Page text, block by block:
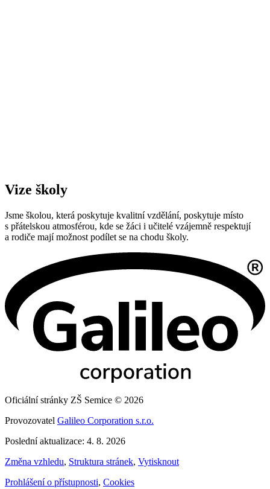
Vize školy
Jsme školou, která poskytuje kvalitní vzdělání, poskytuje místo
s přátelskou atmosférou, kde se žáci i učitelé vzájemně respektují
a rodiče mají možnost podílet se na chodu školy.
Oficiální stránky ZŠ Semice © 2026
Provozovatel Galileo Corporation s.r.o.
Poslední aktualizace: 4. 8. 2026
Změna vzhledu, Struktura stránek, Vytisknout
Prohlášení o přístupnosti, Cookies